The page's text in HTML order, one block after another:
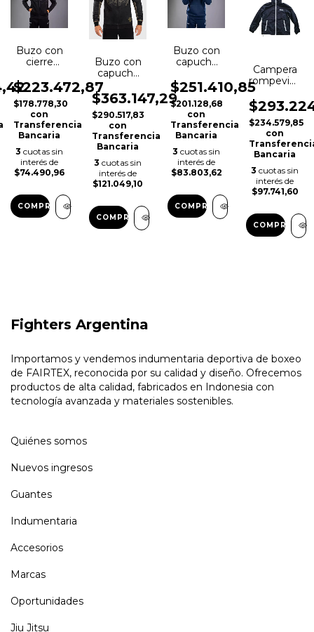
Buzo con
cierre
UFC
Fusion
VNMUFC-
00334-
001
$223.472,87
$178.778,30
con
Transferencia
Bancaria
3 cuotas sin
interés de
$74.490,96
COMPRAR
Buzo con
capucha
Noche
UFC
VNMUFC-
00379-
001
$363.147,29
$290.517,83
con
Transferencia
Bancaria
3 cuotas sin
interés de
$121.049,10
COMPRAR
Buzo con
capucha
Fusion
VNMUFC-
00338-
018
$251.410,85
$201.128,68
con
Transferencia
Bancaria
3 cuotas sin
interés de
$83.803,62
COMPRAR
Campera
FAIRTEX
con
capucha
FHS23
$234.579,85
con
Bancaria
3 cuotas sin
interés de
$97.741,60
COMPRAR
Fighters Argentina
Importamos y vendemos indumentaria deportiva de boxeo
de FAIRTEX, reconocida por su calidad y diseño. Ofrecemos
productos de alta calidad, fabricados en Indonesia con
tecnología avanzada y materiales sostenibles.
Quiénes somos
Nuevos ingresos
Guantes
Indumentaria
Accesorios
Marcas
Oportunidades
Jiu Jitsu